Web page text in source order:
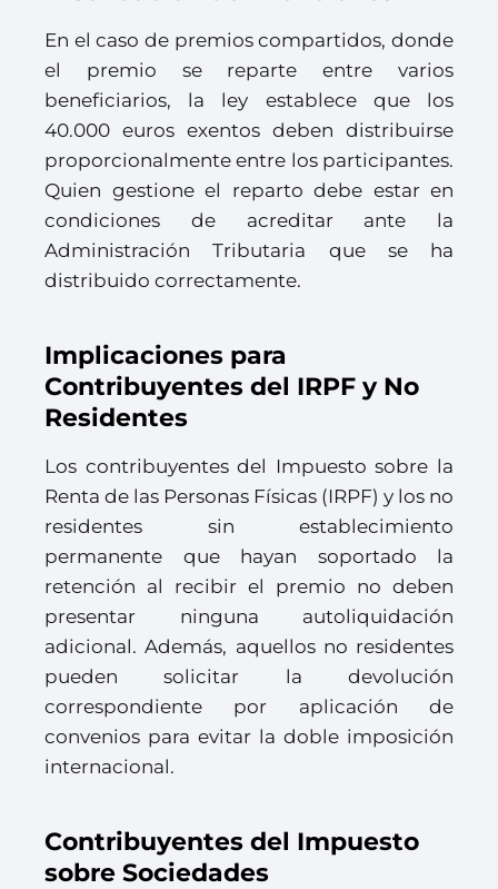
En el caso de premios compartidos, donde
el premio se reparte entre varios
beneficiarios, la ley establece que los
40.000 euros exentos deben distribuirse
proporcionalmente entre los participantes.
Quien gestione el reparto debe estar en
condiciones de acreditar ante la
Administración Tributaria que se ha
distribuido correctamente.
Implicaciones para
Contribuyentes del IRPF y No
Residentes
Los contribuyentes del Impuesto sobre la
Renta de las Personas Físicas (IRPF) y los no
residentes sin establecimiento
permanente que hayan soportado la
retención al recibir el premio no deben
presentar ninguna autoliquidación
adicional. Además, aquellos no residentes
pueden solicitar la devolución
correspondiente por aplicación de
convenios para evitar la doble imposición
internacional.
Contribuyentes del Impuesto
sobre Sociedades